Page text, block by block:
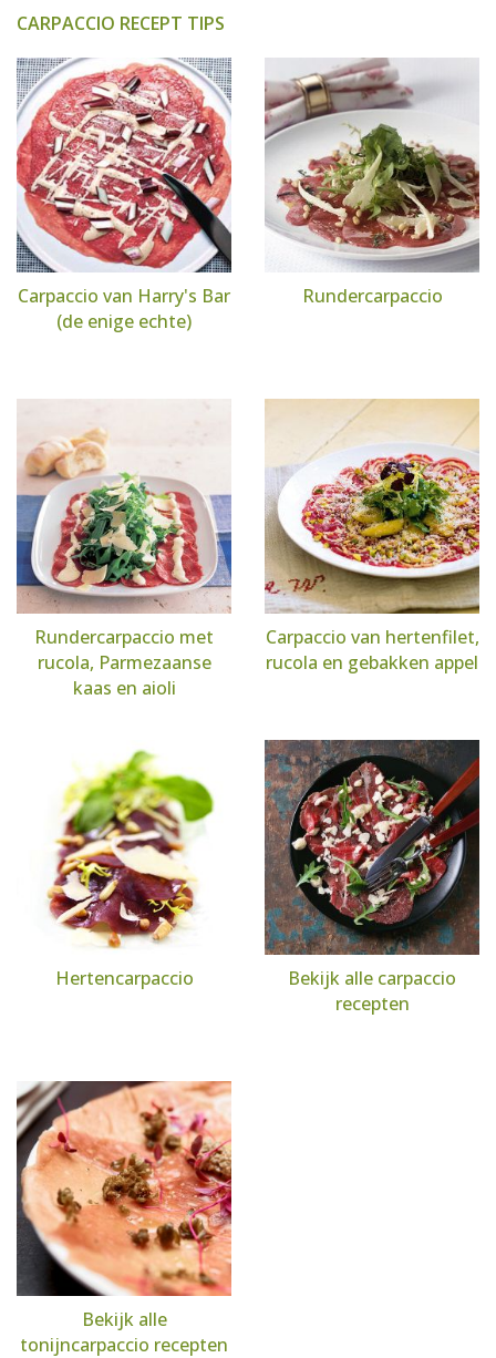
CARPACCIO RECEPT TIPS
Carpaccio van Harry's Bar
(de enige echte)
Rundercarpaccio
Rundercarpaccio met
rucola, Parmezaanse
kaas en aioli
Carpaccio van hertenfilet,
rucola en gebakken appel
Hertencarpaccio
Bekijk alle carpaccio
recepten
Bekijk alle
tonijncarpaccio recepten